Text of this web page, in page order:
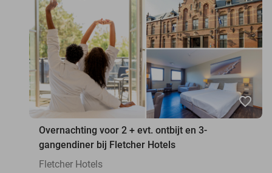
favorite_border
Overnachting voor 2 + evt. ontbijt en 3-
gangendiner bij Fletcher Hotels
Fletcher Hotels